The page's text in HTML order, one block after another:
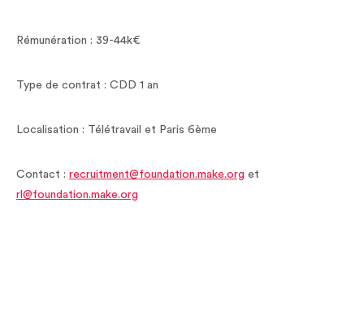
Rémunération : 39-44k€
Type de contrat : CDD 1 an
Localisation : Télétravail et Paris 6ème
Contact : recruitment@foundation.make.org et
rl@foundation.make.org